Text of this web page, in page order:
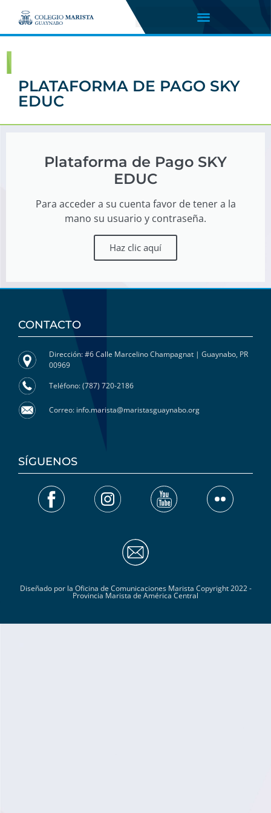
PLATAFORMA DE PAGO SKY
EDUC
Plataforma de Pago SKY
EDUC
Para acceder a su cuenta favor de tener a la
mano su usuario y contraseña.
Haz clic aquí
CONTACTO
Dirección: #6 Calle Marcelino Champagnat | Guaynabo, PR
00969
Teléfono: (787) 720-2186
Correo: info.marista@maristasguaynabo.org
SÍGUENOS
Diseñado por la Oficina de Comunicaciones Marista Copyright 2022 -
Provincia Marista de América Central